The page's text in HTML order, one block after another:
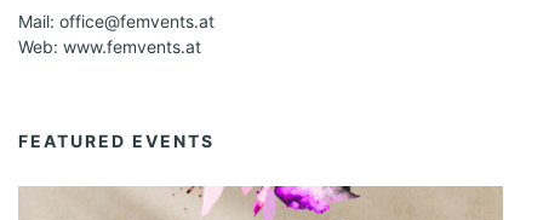
Mail: office@femvents.at
Web: www.femvents.at
FEATURED EVENTS